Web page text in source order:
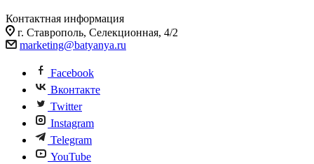
Контактная информация
г. Ставрополь, Селекционная, 4/2
marketing@batyanya.ru
Facebook
Вконтакте
Twitter
Instagram
Telegram
YouTube